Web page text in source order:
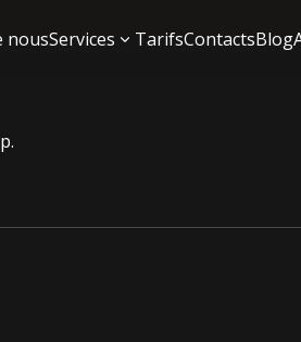
nousServices TarifsContactsBlog